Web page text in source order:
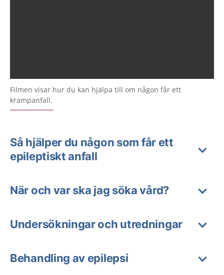
Filmen visar hur du kan hjälpa till om någon får ett
krampanfall.
Så hjälper du någon som får ett
epileptiskt anfall
När och var ska jag söka vård?
Undersökningar och utredningar
Behandling av epilepsi